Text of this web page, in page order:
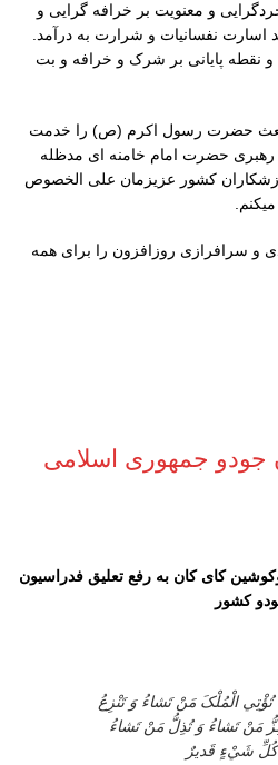
و معنویت بر خرافه گرایی و
اسارت نفسانیات و شرارت به درآمد.
نقطه پایانی بر شرک و خرافه و بت
رسیدن ۲۷ رجب مبعث حضرت رسول اکرم (ص) را خدمت
حضرت امام خامنه ای مدظله
کشور عزیزمان علی الخصوص
و سرافرازی روزافزون را برای همه
جودو جمهوری اسلامی
کای کان به رفع تعلیق فدراسیون
کشور
تُؤْتِي الْمُلْکَ مَنْ تَشاءُ وَ تَنْزِعُ
مَنْ تَشاءُ وَ تُذِلُّ مَنْ تَشاءُ
کُلِّ شَيْ‏ءٍ قَديرٌ